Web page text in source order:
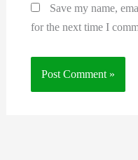
Save my name,
for the next time I